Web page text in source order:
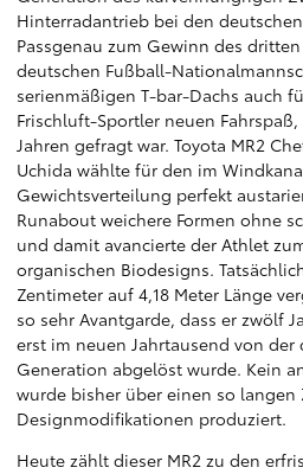
Hinterradantrieb bei den
Passgenau zum Gewinn des
deutschen Fußball-
serienmäßigen T-bar-Dachs auch
Frischluft-Sportler neuen
Jahren gefragt war. Toyota MR2
Uchida wählte für den im
Gewichtsverteilung perfekt
Runabout weichere Formen ohne
und damit avancierte der Athlet
organischen Biodesigns.
Zentimeter auf 4,18 Meter Länge
so sehr Avantgarde, dass er zwölf
erst im neuen Jahrtausend von der
Generation abgelöst wurde. Kein
wurde bisher über einen so
Designmodifikationen produziert.
Heute zählt dieser MR2 zu den